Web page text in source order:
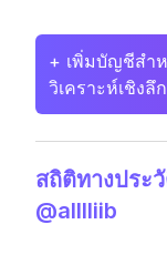
+ เพิ่มบัญชีสำ
วิเคราะห์เชิงลึก
สถิติทางประ
@alllliib